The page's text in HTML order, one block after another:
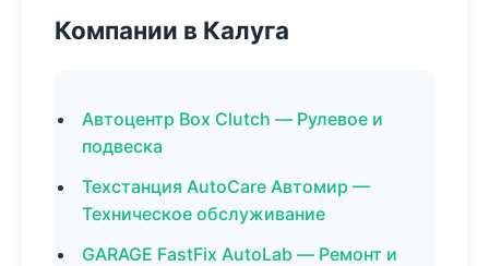
Компании в Калуга
Автоцентр Box Clutch — Рулевое и
подвеска
Техстанция AutoCare Автомир —
Техническое обслуживание
GARAGE FastFix AutoLab — Ремонт и